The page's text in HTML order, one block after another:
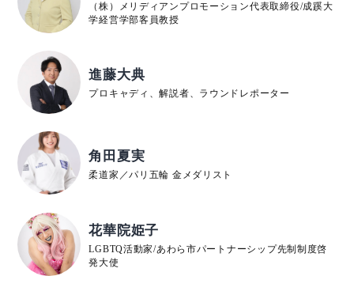
（株）メリディアンプロモーション代表取締役/成蹊大
学経営学部客員教授
進藤大典
プロキャディ、解説者、ラウンドレポーター
角田夏実
柔道家／パリ五輪 金メダリスト
花華院姫子
LGBTQ活動家/あわら市パートナーシップ先制制度啓
発大使